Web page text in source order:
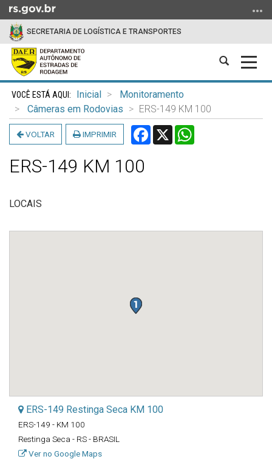
para
conteúdo
para
menu
para
busca
SECRETARIA DE LOGÍSTICA E TRANSPORTES
Abrir
Início
conteúdo
Inicial
Monitoramento
Câmeras em Rodovias
ERS-149 KM 100
VOLTAR IMPRIMIR Facebook
X
ERS-149 KM 100
LOCAIS
ERS-149 Restinga Seca KM 100
ERS-149 - KM 100
Restinga Seca - RS - BRASIL
Ver no Google Maps